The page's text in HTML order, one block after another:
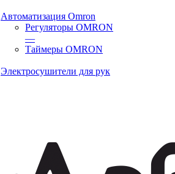
Автоматизация Omron
Регуляторы OMRON
—
Таймеры OMRON
Электросушители для рук